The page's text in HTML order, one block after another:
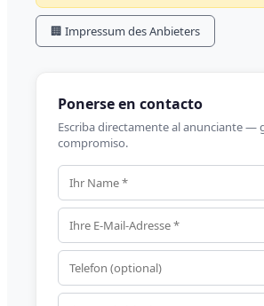
🏢 Impressum des Anbieters
Ponerse en contacto
Escriba directamente al anunciante —
compromiso.